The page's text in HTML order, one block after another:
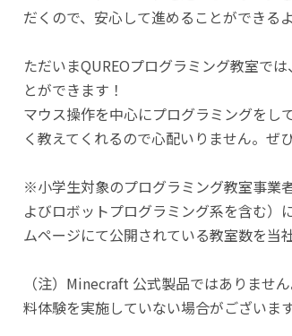
だくので、安心して進めることができる
ただいまQUREOプログラミング教室で
とができます！
マウス操作を中心にプログラミングをし
く教えてくれるので心配いりません。ぜ
※小学生対象のプログラミング教室事業
よびロボットプログラミング系を含む）
ムページにて公開されている教室数を当
（注）Minecraft 公式製品ではありませ
料体験を実施していない場合がございます